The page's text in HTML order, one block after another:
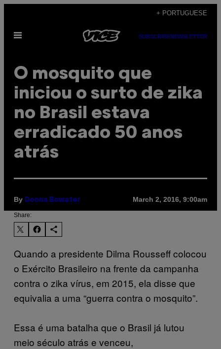
content
+ PORTUGUESE
Open
SUBSCRIBENEWSLETTER
O mosquito que
iniciou o surto de zika
no Brasil estava
erradicado 50 anos
atrás
By Donna Bowater March 2, 2016, 9:00am
Share:
Quando a presidente Dilma Rousseff colocou
o Exército Brasileiro na frente da campanha
contra o zika vírus, em 2015, ela disse que
equivalia a uma “guerra contra o mosquito”.
Essa é uma batalha que o Brasil já lutou
meio século atrás e venceu,